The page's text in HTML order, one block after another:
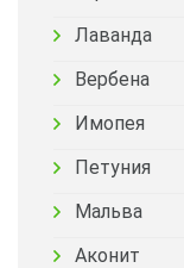
Лаванда
Вербена
Имопея
Петуния
Мальва
Аконит